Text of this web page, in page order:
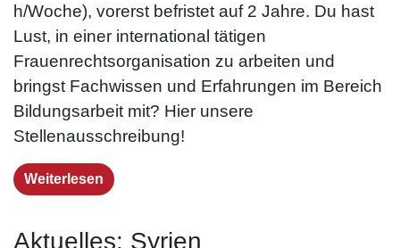
h/Woche), vorerst befristet auf 2 Jahre. Du hast
Lust, in einer international tätigen
Frauenrechtsorganisation zu arbeiten und
bringst Fachwissen und Erfahrungen im Bereich
Bildungsarbeit mit? Hier unsere
Stellenausschreibung!
Weiterlesen
Aktuelles: Syrien